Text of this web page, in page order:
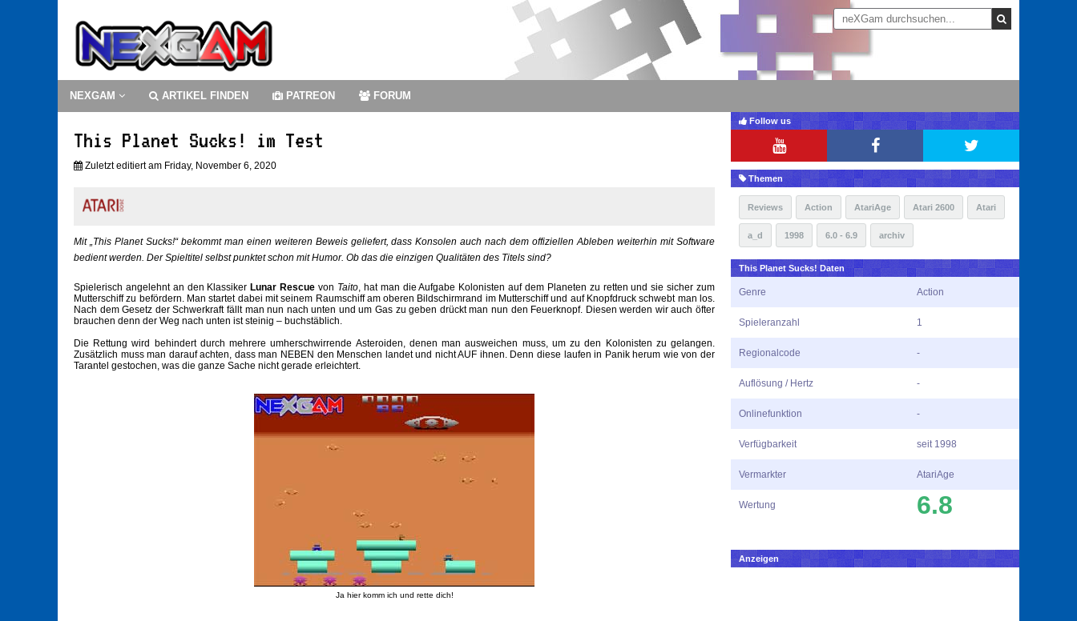
NEXGAM ARTIKEL FINDEN PATREON FORUM
This Planet Sucks! im Test
Zuletzt editiert am Friday, November 6, 2020
Mit „This Planet Sucks!“ bekommt man einen weiteren Beweis geliefert, dass Konsolen auch nach dem offiziellen Ableben weiterhin mit Software
bedient werden. Der Spieltitel selbst punktet schon mit Humor. Ob das die einzigen Qualitäten des Titels sind?
Spielerisch angelehnt an den Klassiker Lunar Rescue von Taito, hat man die Aufgabe Kolonisten auf dem Planeten zu retten und sie sicher zum
Mutterschiff zu befördern. Man startet dabei mit seinem Raumschiff am oberen Bildschirmrand im Mutterschiff und auf Knopfdruck schwebt man los.
Nach dem Gesetz der Schwerkraft fällt man nun nach unten und um Gas zu geben drückt man nun den Feuerknopf. Diesen werden wir auch öfter
brauchen denn der Weg nach unten ist steinig – buchstäblich.
Die Rettung wird behindert durch mehrere umherschwirrende Asteroiden, denen man ausweichen muss, um zu den Kolonisten zu gelangen.
Zusätzlich muss man darauf achten, dass man NEBEN den Menschen landet und nicht AUF ihnen. Denn diese laufen in Panik herum wie von der
Tarantel gestochen, was die ganze Sache nicht gerade erleichtert.
Ja hier komm ich und rette dich!
Follow us
Themen
Reviews Action AtariAge Atari 2600 Atari
a_d 1998 6.0 - 6.9 archiv
This Planet Sucks! Daten
Genre Action
Spieleranzahl 1
Regionalcode -
Auflösung / Hertz -
Onlinefunktion -
Verfügbarkeit seit 1998
Vermarkter AtariAge
Wertung 6.8
Anzeigen